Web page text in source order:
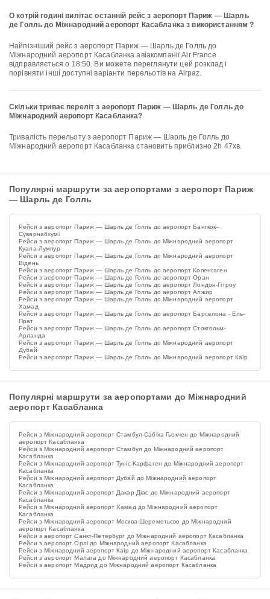
О котрій годині вилітає останній рейс з аеропорт Париж — Шарль
де Голль до Міжнародний аеропорт Касабланка з використанням ?
Найпізніший рейс з аеропорт Париж — Шарль де Голль до
Міжнародний аеропорт Касабланка авіакомпанії Air France
відправляється о 18:50. Ви можете переглянути цей розклад і
порівняти інші доступні варіанти перельотів на Airpaz.
Скільки триває переліт з аеропорт Париж — Шарль де Голль до
Міжнародний аеропорт Касабланка?
Тривалість перельоту з аеропорт Париж — Шарль де Голль до
Міжнародний аеропорт Касабланка становить приблизно 2h 47хв.
Популярні маршрути за аеропортами з аеропорт Париж
— Шарль де Голль
Рейси з аеропорт Париж — Шарль де Голль до аеропорт Бангкок–
Суварнабхумі
Рейси з аеропорт Париж — Шарль де Голль до Міжнародний аеропорт
Куала-Лумпур
Рейси з аеропорт Париж — Шарль де Голль до Міжнародний аеропорт
Відень
Рейси з аеропорт Париж — Шарль де Голль до аеропорт Копенгаген
Рейси з аеропорт Париж — Шарль де Голль до аеропорт Оран
Рейси з аеропорт Париж — Шарль де Голль до аеропорт Лондон-Гітроу
Рейси з аеропорт Париж — Шарль де Голль до аеропорт Алжир
Рейси з аеропорт Париж — Шарль де Голль до Міжнародний аеропорт
Хамад
Рейси з аеропорт Париж — Шарль де Голль до аеропорт Барселона - Ель-
Прат
Рейси з аеропорт Париж — Шарль де Голль до аеропорт Стокгольм-
Арланда
Рейси з аеропорт Париж — Шарль де Голль до Міжнародний аеропорт
Дубай
Рейси з аеропорт Париж — Шарль де Голль до Міжнародний аеропорт Каїр
Популярні маршрути за аеропортами до Міжнародний
аеропорт Касабланка
Рейси з Міжнародний аеропорт Стамбул-Сабіха Гьокчен до Міжнародний
аеропорт Касабланка
Рейси з Міжнародний аеропорт Стамбул до Міжнародний аеропорт
Касабланка
Рейси з Міжнародний аеропорт Туніс-Карфаген до Міжнародний аеропорт
Касабланка
Рейси з Міжнародний аеропорт Дубай до Міжнародний аеропорт
Касабланка
Рейси з Міжнародний аеропорт Дакар-Діас до Міжнародний аеропорт
Касабланка
Рейси з Міжнародний аеропорт Хамад до Міжнародний аеропорт
Касабланка
Рейси з Міжнародний аеропорт Москва-Шереметьєво до Міжнародний
аеропорт Касабланка
Рейси з аеропорт Санкт-Петербург до Міжнародний аеропорт Касабланка
Рейси з аеропорт Орлі до Міжнародний аеропорт Касабланка
Рейси з Міжнародний аеропорт Каїр до Міжнародний аеропорт Касабланка
Рейси з аеропорт Малага до Міжнародний аеропорт Касабланка
Рейси з аеропорт Мадрид до Міжнародний аеропорт Касабланка